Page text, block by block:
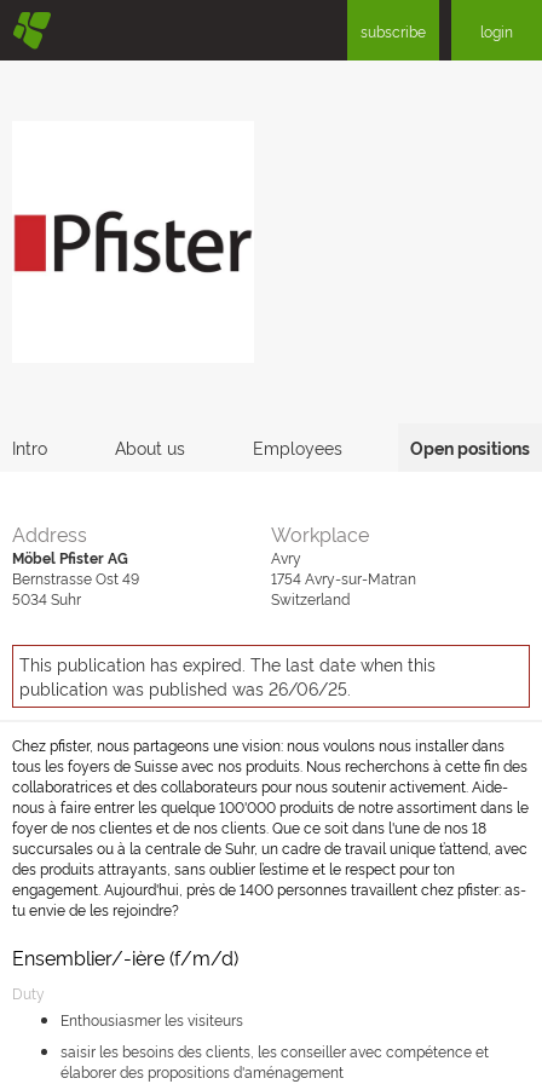
§ subscribe login
Intro About us Employees Open positions
Address
Möbel Pfister AG
Bernstrasse Ost 49
5034Suhr
Workplace
Avry
1754Avry-sur-Matran
Switzerland
This publication has expired. The last date when this
publication was published was 26/06/25.
Chez pfister, nous partageons une vision: nous voulons nous installer dans
tous les foyers de Suisse avec nos produits. Nous recherchons à cette fin des
collaboratrices et des collaborateurs pour nous soutenir activement. Aide-
nous à faire entrer les quelque 100'000 produits de notre assortiment dans le
foyer de nos clientes et de nos clients. Que ce soit dans l'une de nos 18
succursales ou à la centrale de Suhr, un cadre de travail unique t’attend, avec
des produits attrayants, sans oublier l’estime et le respect pour ton
engagement. Aujourd'hui, près de 1400 personnes travaillent chez pfister: as-
tu envie de les rejoindre?
Ensemblier/-ière (f/m/d)
Duty
Enthousiasmer les visiteurs
saisir les besoins des clients, les conseiller avec compétence et
élaborer des propositions d'aménagement